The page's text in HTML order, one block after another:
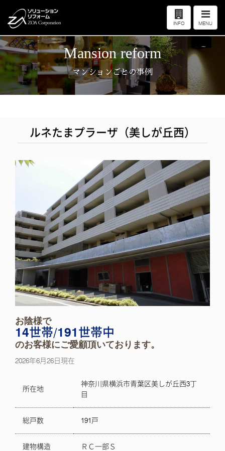
Mansion reform
マンションごとの事例
ナ
ビ
ゲ
ョ
MENU
INFO
ゾアコーポレーションは都内・横浜エリアを中心に地域密着でリフォームを行っ
ております。
当サイトの情報を転載、複製、改変等は禁止いたします。
採用情報 お問い合わせ
ルネたまプラーザ（美しが丘西）
お陰様で
14世帯/191世帯中
のお客様にご愛顧頂いております。
2026年6月26日現在
所在地
神奈川県横浜市青葉区美しが丘西3丁
目
総戸数 191戸
建物構造 ＲＣ一部Ｓ